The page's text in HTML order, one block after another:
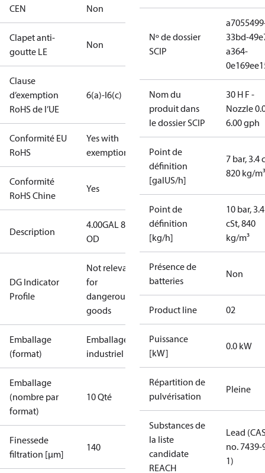
CEN Non
Clapet anti-
goutte LE
Non
Clause
d’exemption
RoHS de l’UE
6(a)-I6(c)
Conformité EU
RoHS
Yes with
exemptions
Conformité
RoHS Chine
Yes
Description
4.00GAL 80S
OD
DG Indicator
Profile
Not relevant
for
dangerous
goods
Emballage
(format)
Emballage
industriel
Emballage
(nombre par
format)
10 Qté
Finessede
filtration [µm]
140
Nº de dossier
SCIP
33bd-
a364-
Nom du
produit dans
le dossier SCIP
30 H F -
Nozzle
6.00 gph
Point de
définition
[galUS/h]
7 bar, 3.4
820 kg/m³
Point de
définition
[kg/h]
10 bar, 3.4
cSt, 840
kg/m³
Présence de
batteries
Non
Product line 02
Puissance
[kW]
0.0 kW
Répartition de
pulvérisation
Pleine
Substances de
la liste
candidate
REACH
Lead
no. 7439-
1)